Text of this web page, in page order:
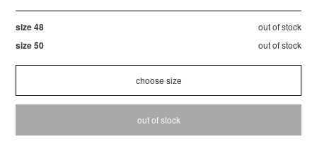
size 48 out of stock
size 50 out of stock
out of stock